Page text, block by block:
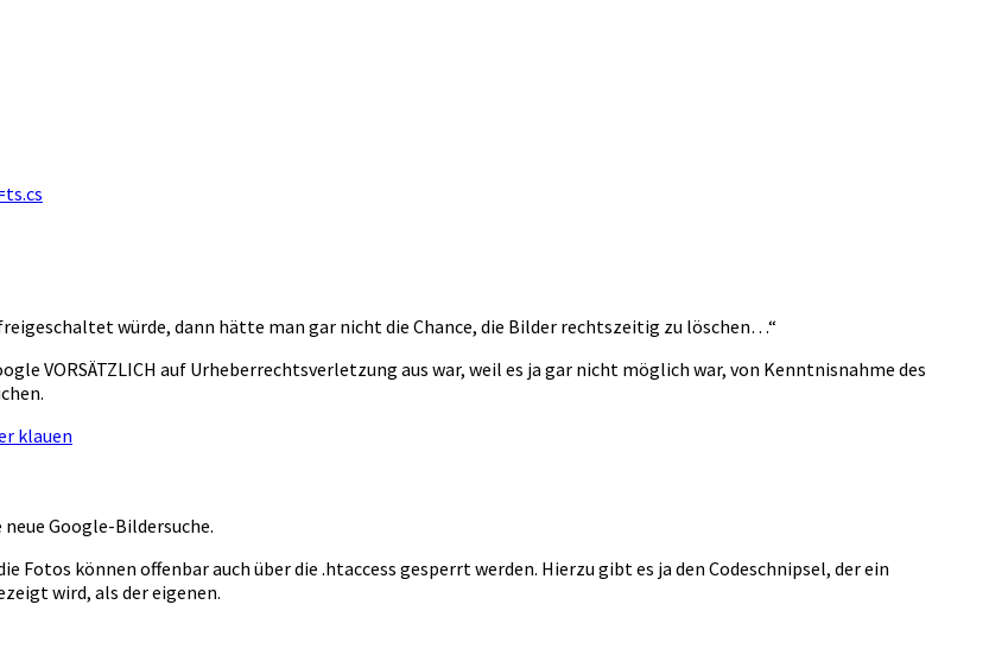
würde, dann hätte man gar nicht die Chance, die Bilder rechtszeitig zu löschen…“
VORSÄTZLICH auf Urheberrechtsverletzung aus war, weil es ja gar nicht möglich war, von Kenntnisnahme des
klauen
Google-Bildersuche.
können offenbar auch über die .htaccess gesperrt werden. Hierzu gibt es ja den Codeschnipsel, der ein
wird, als der eigenen.